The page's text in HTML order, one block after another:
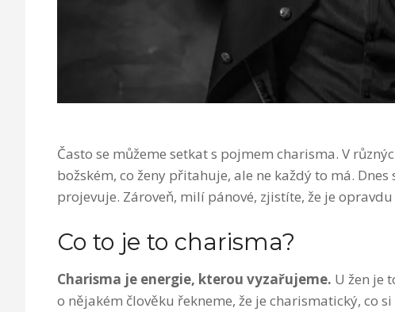
Často se můžeme setkat s pojmem charisma. V
božském, co ženy přitahuje, ale ne každý to má.
projevuje. Zároveň, milí pánové, zjistíte, že je
Co to je to charisma?
Charisma je energie, kterou vyzařujeme. U žen je
o nějakém člověku řekneme, že je charismatický, co